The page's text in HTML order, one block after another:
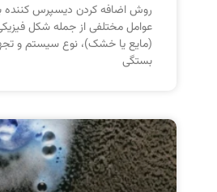
روش اضافه کردن دیسپرس کننده
عوامل مختلفی از جمله شکل
(مایع یا خشک)، نوع سیستم و
بستگی